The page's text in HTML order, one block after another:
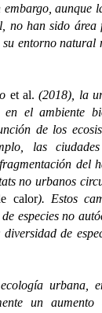
aunque
no han sido área
entorno natural
et al. (2018), la
en el ambiente
de los
las
del
no urbanos
calor). Estos
especies no
de
urbana, en
un